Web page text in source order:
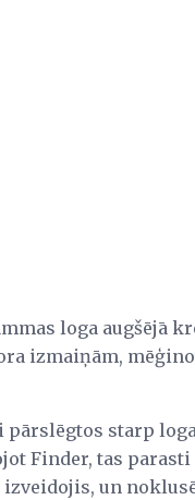
loga augšējā
izmaiņām,
pārslēgtos starp
Finder, tas parasti
un